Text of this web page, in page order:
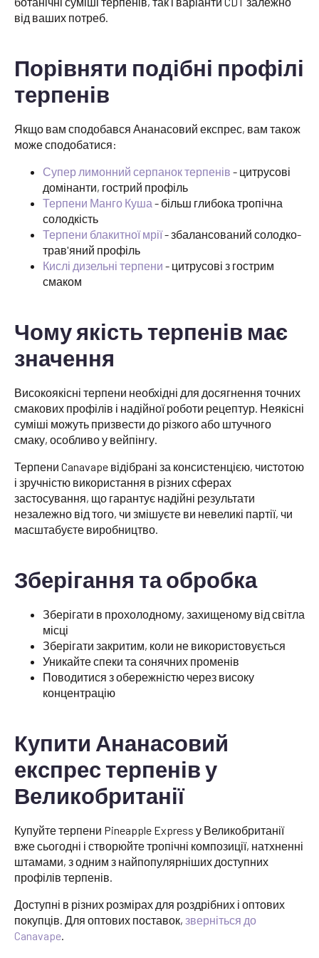
від ваших потреб.
Порівняти подібні профілі
терпенів
Якщо вам сподобався Ананасовий експрес, вам також
може сподобатися:
Супер лимонний серпанок терпенів - цитрусові
домінанти, гострий профіль
Терпени Манго Куша - більш глибока тропічна
солодкість
Терпени блакитної мрії- збалансований солодко-
трав'яний профіль
Кислі дизельні терпени - цитрусові з гострим
смаком
Чому якість терпенів має
значення
Високоякісні терпени необхідні для досягнення точних
смакових профілів і надійної роботи рецептур. Неякісні
суміші можуть призвести до різкого або штучного
смаку, особливо у вейпінгу.
Терпени Canavape відібрані за консистенцією, чистотою
і зручністю використання в різних сферах
застосування, що гарантує надійні результати
незалежно від того, чи змішуєте ви невеликі партії, чи
масштабуєте виробництво.
Зберігання та обробка
Зберігати в прохолодному, захищеному від світла
місці
Зберігати закритим, коли не використовується
Уникайте спеки та сонячних променів
Поводитися з обережністю через високу
концентрацію
Купити Ананасовий
експрес терпенів у
Великобританії
Купуйте терпени Pineapple Express у Великобританії
вже сьогодні і створюйте тропічні композиції, натхненні
штамами, з одним з найпопулярніших доступних
профілів терпенів.
Доступні в різних розмірах для роздрібних і оптових
покупців. Для оптових поставок, зверніться до
Canavape.